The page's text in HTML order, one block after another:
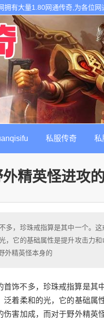
拥有大量1.80网通传奇,为各位
后最热门的每日新开1.80传奇私
私服传奇 私
精英怪进攻
多，珍珠戒指算是其中一个。
，它的基础属性是提升攻击力
外精英怪本身的
首饰不多，珍珠戒指算是其
泛着柔和的光，它的基础属
伤害加成，而对于野外精英